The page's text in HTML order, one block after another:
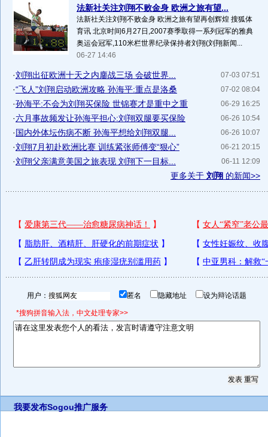
法新社关注刘翔不败金身 欧洲之旅有望...
法新社关注刘翔不败金身 欧洲之旅有望再创辉煌 搜狐体
育讯 北京时间6月27日,2007赛季取得一系列冠军的雅典
奥运会冠军,110米栏世界纪录保持者刘翔(刘翔新闻...
06-27 14:46
07-03 07:51
·刘翔出征欧洲十天之内鏖战三场 会破世界...
07-02 08:04
·“飞人”刘翔启动欧洲攻略 孙海平:重点是洛桑
06-29 16:25
·孙海平:不会为刘翔买保险 世锦赛才是重中之重
06-26 10:54
·六月事故频发让孙海平担心:刘翔双腿要买保险
06-26 10:07
·国内外体坛伤病不断 孙海平想给刘翔双腿...
06-21 20:15
·刘翔7月初赴欧洲比赛 训练紧张师傅变“狠心”
06-11 12:09
·刘翔父亲满意美国之旅表现 刘翔下一目标...
更多关于 刘翔 的新闻>>
用户： 匿名 隐藏地址 设为辩论话题
*搜狗拼音输入法，中文处理专家>>
我要发布Sogou推广服务